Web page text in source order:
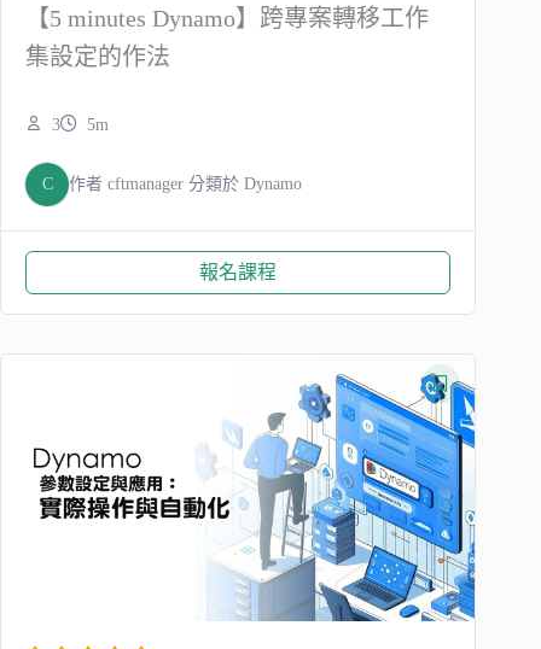
【5 minutes Dynamo】跨專案轉移工作
集設定的作法
3 5m
C 作者 cftmanager 分類於 Dynamo
報名課程